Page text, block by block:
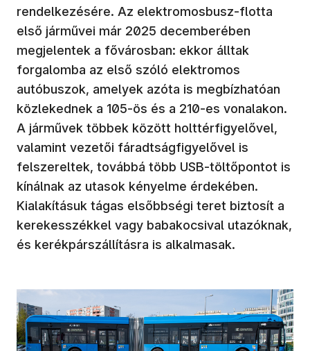
rendelkezésére. Az elektromosbusz-flotta
első járművei már 2025 decemberében
megjelentek a fővárosban: ekkor álltak
forgalomba az első szóló elektromos
autóbuszok, amelyek azóta is megbízhatóan
közlekednek a 105-ös és a 210-es vonalakon.
A járművek többek között holttérfigyelővel,
valamint vezetői fáradtságfigyelővel is
felszereltek, továbbá több USB-töltőpontot is
kínálnak az utasok kényelme érdekében.
Kialakításuk tágas elsőbbségi teret biztosít a
kerekesszékkel vagy babakocsival utazóknak,
és kerékpárszállításra is alkalmasak.